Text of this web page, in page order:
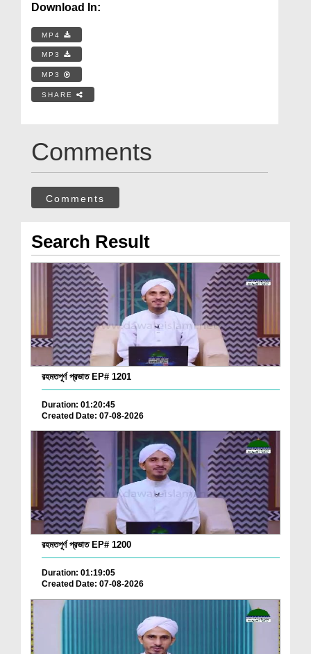
Download In:
MP4
MP3
MP3
SHARE
Comments
Comments
Search Result
রহমতপূর্ণ প্রভাত EP# 1201
Duration: 01:20:45
Created Date: 07-08-2026
রহমতপূর্ণ প্রভাত EP# 1200
Duration: 01:19:05
Created Date: 07-08-2026